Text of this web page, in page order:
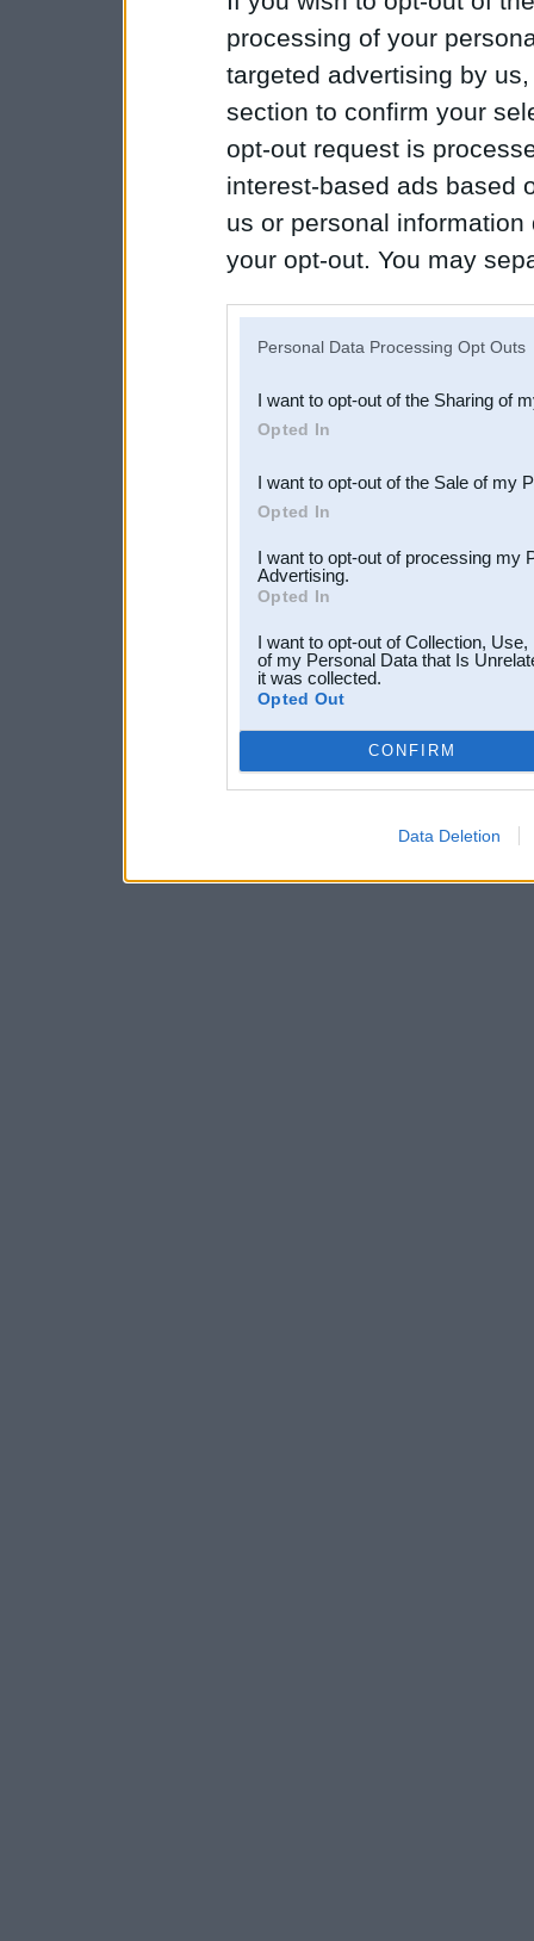
processing of your
targeted advertising by
section to confirm your
opt-out request is
interest-based ads based
us or personal
your opt-out. You may
Downstream Participants
third parties.
Personal Data Processing Opt Outs
I want to opt-out of the Sharing of
Opted In
I want to opt-out of the Sale of my
Opted In
I want to opt-out of processing my
Advertising.
Opted In
I want to opt-out of Collection,
of my Personal Data that Is
it was collected.
Opted Out
CONFIRM
Data Deletion